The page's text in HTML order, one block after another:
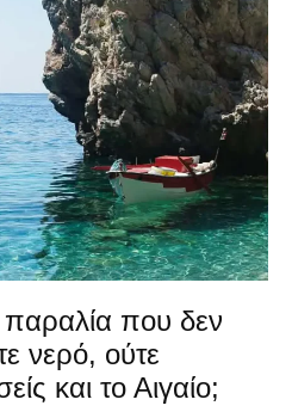
που δεν
νερό, ούτε
και το Αιγαίο;